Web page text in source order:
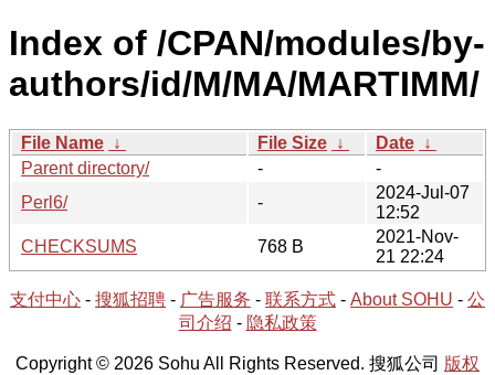
Index of /CPAN/modules/by-
authors/id/M/MA/MARTIMM/
File Name ↓ File Size ↓ Date ↓
Parent directory/
-
-
Perl6/
-
2024-Jul-07
12:52
CHECKSUMS
768 B
2021-Nov-
21 22:24
支付中心 - 搜狐招聘 - 广告服务 - 联系方式 - About SOHU - 公
司介绍 - 隐私政策
Copyright © 2026 Sohu All Rights Reserved. 搜狐公司 版权